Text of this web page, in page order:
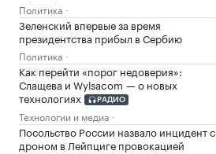
Политика
Зеленский впервые за время
президентства прибыл в Сербию
Политика
Как перейти «порог недоверия»:
Слащева и Wylsacom — о новых
технологиях
РАДИО
Технологии и медиа
Посольство России назвало инцидент с
дроном в Лейпциге провокацией